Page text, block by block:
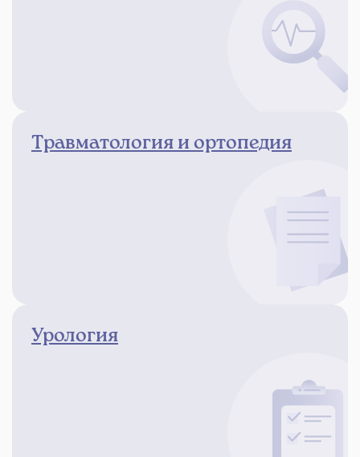
Травматология и ортопедия
Урология